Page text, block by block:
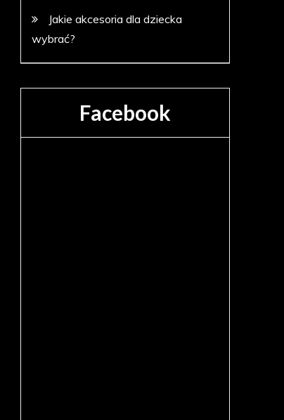
Jakie akcesoria dla dziecka
wybrać?
Facebook